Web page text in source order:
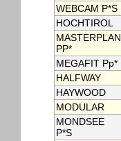
WEBCAM P*S
HOCHTIROL
MASTERPLAN
PP*
MEGAFIT Pp*
HALFWAY
HAYWOOD
MODULAR
MONDSEE
P*S